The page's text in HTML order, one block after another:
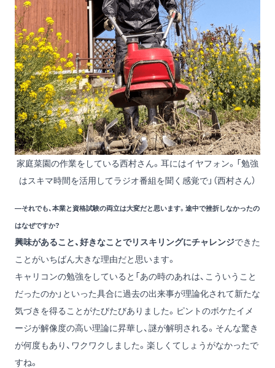
家庭菜園の作業をしている西村さん。耳にはイヤフォン。「勉強
はスキマ時間を活用してラジオ番組を聞く感覚で」（西村さん）
―それでも、本業と資格試験の両立は大変だと思います。途中で挫折しなかったの
はなぜですか?
興味があること、好きなことでリスキリングにチャレンジできた
ことがいちばん大きな理由だと思います。
キャリコンの勉強をしていると「あの時のあれは、こういうこと
だったのか」といった具合に過去の出来事が理論化されて新たな
気づきを得ることがたびたびありました。ピントのボケたイメ
ージが解像度の高い理論に昇華し、謎が解明される。そんな驚き
が何度もあり、ワクワクしました。楽しくてしょうがなかったで
すね。